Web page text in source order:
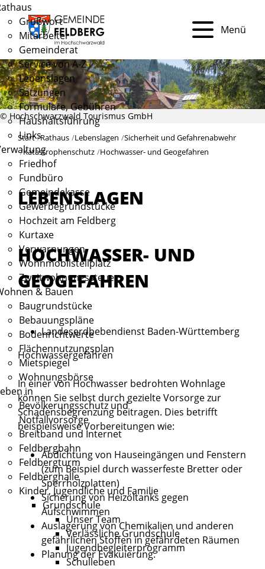
Grußwort
Mitarbeiter
Gemeinderat
Service von A-Z
Lebenslagen
Satzungen
Formulare, Gebühren
Haushaltsführung
Links
Friedhof
Fundbüro
Gemeindekasse
Gewerbegrundstücke
Hochzeit am Feldberg
Kurtaxe
Verwarnungen
Wohnmobilstellplatz
Zweitwohnungssteuer
& Bauen
Baugrundstücke
Bebauungspläne
Bodenrichtwerte
Flächennutzungsplan
Mietspiegel
Wohnungsbörse
in
Bevölkerungsschutz und
Notfallvorsorge
Breitband und Internet
Feldbergbahn
Feldbergturm
Feldberghalle
Kinder, Jugendliche und Familie
Grundschule
Unser Team
Verlässliche Grundschule
Jugendbegleiterprogramm
Schulleben
Menü
© Hochschwarzwald Tourismus GmbH
Start Rathaus Lebenslagen Sicherheit und Gefahrenabwehr
Katastrophenschutz Hochwasser- und Geogefahren
LEBENSLAGEN
HOCHWASSER- UND
GEOGEFAHREN
Landeserdbebendienst Baden-Württemberg
Hochwassergefahren
In einer von Hochwasser bedrohten Wohnlage
können Sie selbst durch gezielte Vorsorge zur
Schadensbegrenzung beitragen. Dies betrifft
beispielsweise Vorbereitungen wie:
Abdichtung von Hauseingängen und Fenstern
(zum Beispiel durch wasserfeste Bretter oder
Sperrholzplatten)
Sicherung von Heizöltanks gegen
Aufschwimmen
Auslagerung von Chemikalien und anderen
gefährlichen Stoffen in gefährdeten Räumen
Planung der Evakuierung.